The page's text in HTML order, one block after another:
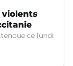
violents
ce lundi